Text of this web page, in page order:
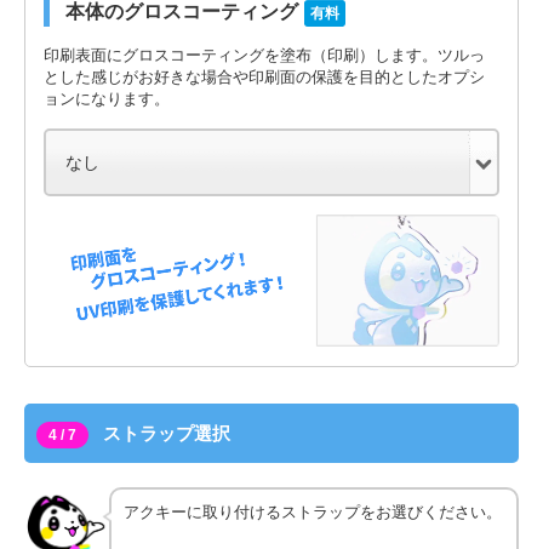
本体のグロスコーティング 有料
印刷表面にグロスコーティングを塗布（印刷）します。ツルっ
とした感じがお好きな場合や印刷面の保護を目的としたオプシ
ョンになります。
4 / 7 ストラップ選択
アクキーに取り付けるストラップをお選びください。